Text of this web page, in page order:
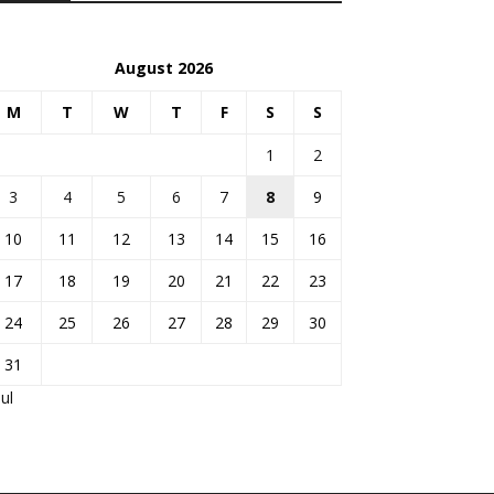
August 2026
M T W T F S S
1
2
3
4 5 6 7 8
9
10
11 12 13 14 15
16
17
18 19 20 21 22
23
24
25 26 27 28 29
30
31